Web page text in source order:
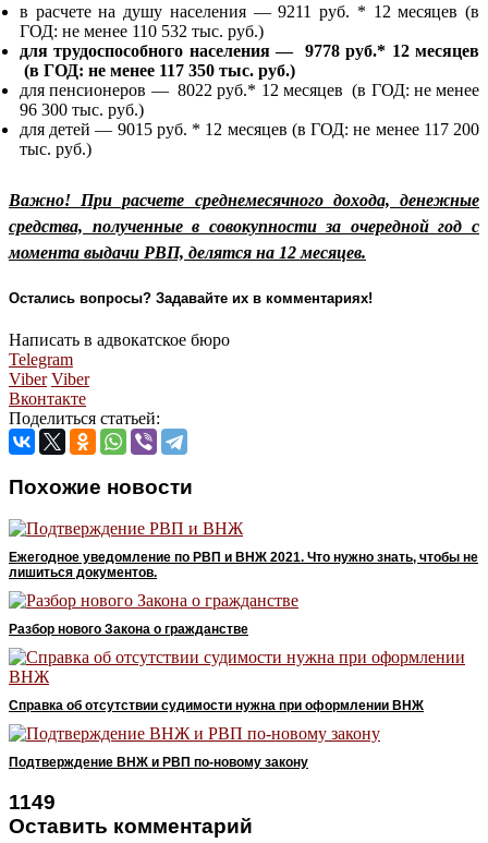
в расчете на душу населения — 9211 руб. * 12 месяцев (в
ГОД: не менее 110 532 тыс. руб.)
для трудоспособного населения — 9778 руб.* 12 месяцев
(в ГОД: не менее 117 350 тыс. руб.)
для пенсионеров — 8022 руб.* 12 месяцев (в ГОД: не менее
96 300 тыс. руб.)
для детей — 9015 руб. * 12 месяцев (в ГОД: не менее 117 200
тыс. руб.)
Важно! При расчете среднемесячного дохода, денежные
средства, полученные в совокупности за очередной год с
момента выдачи РВП, делятся на 12 месяцев.
Остались вопросы? Задавайте их в комментариях!
Написать в адвокатское бюро
Telegram
Viber Viber
Вконтакте
Поделиться статьей:
Похожие новости
Ежегодное уведомление по РВП и ВНЖ 2021. Что нужно знать, чтобы не
лишиться документов.
Разбор нового Закона о гражданстве
Справка об отсутствии судимости нужна при оформлении ВНЖ
Подтверждение ВНЖ и РВП по-новому закону
1149
Оставить комментарий